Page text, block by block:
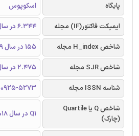
پایگاه
اسکوپوس
ایمپکت فاکتور(IF) مجله
6.344 در سال 2018
شاخص H_index مجله
155 در سال 2019
شاخص SJR مجله
2.475 در سال 2018
شناسه ISSN مجله
0925-5273
شاخص Q یا Quartile
(چارک)
Q1 در سال 2018